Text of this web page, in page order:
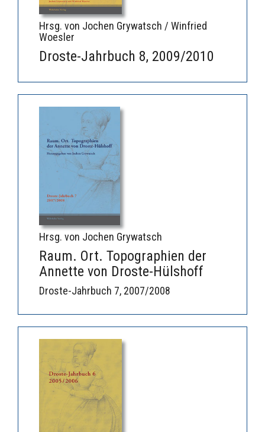
Hrsg. von Jochen Grywatsch / Winfried
Woesler
Droste-Jahrbuch 8, 2009/2010
Hrsg. von Jochen Grywatsch
Raum. Ort. Topographien der
Annette von Droste-Hülshoff
Droste-Jahrbuch 7, 2007/2008